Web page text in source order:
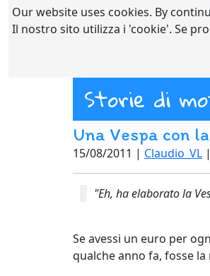
Our website uses cookies. By
Il nostro sito utilizza i 'cookie'. Se
Storie di
Una Vespa con
15/08/2011 | Claudio_VL |
"Eh, ha elaborato la
Se avessi un euro per
qualche anno fa, fosse